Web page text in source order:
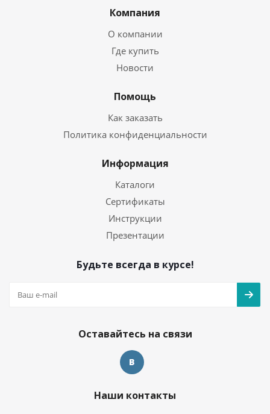
Компания
О компании
Где купить
Новости
Помощь
Как заказать
Политика конфиденциальности
Информация
Каталоги
Сертификаты
Инструкции
Презентации
Будьте всегда в курсе!
Оставайтесь на связи
Наши контакты